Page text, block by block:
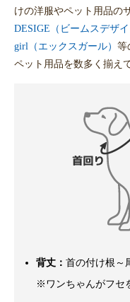
けの洋服やペット用品の
DESIGE（ビームスデザイ
girl（エックスガール） 等
ペット用品を数多く揃え
背丈： 首の付け根～
※ワンちゃんがフセ